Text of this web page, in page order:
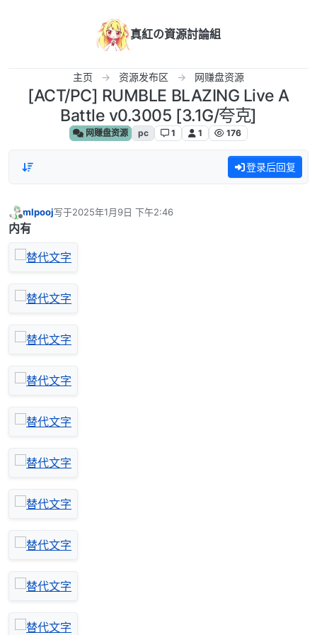
真紅の資源討論組
主页 资源发布区 网赚盘资源
[ACT/PC] RUMBLE BLAZING Live A
Battle v0.3005 [3.1G/夸克]
网赚盘资源 pc 1 1 176
登录后回复
离线
mlpooj写于2025年1月9日 下午2:46
最后由 编辑
内有